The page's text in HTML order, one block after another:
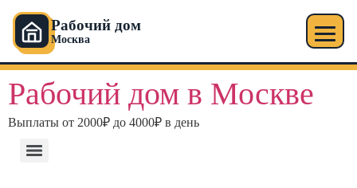
Рабочий дом
Москва
Рабочий дом в Москве
Выплаты от 2000₽ до 4000₽ в день